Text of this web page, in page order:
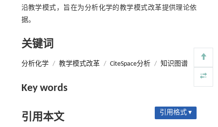
沿教学模式，旨在为分析化学的教学模式改革提供理论依
据。
关键词
分析化学 / 教学模式改革 / CiteSpace分析 / 知识图谱
Key words
引用本文 引用格式 ▾